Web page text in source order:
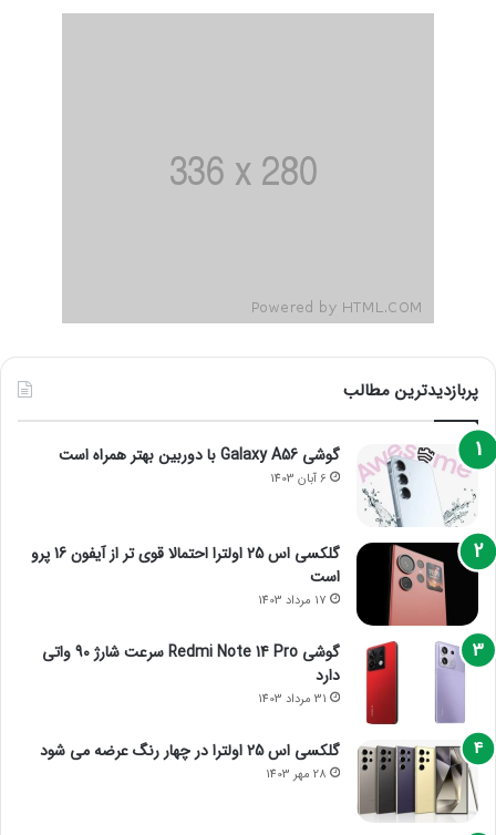
پربازدیدترین مطالب
گوشی Galaxy A56 با دوربین بهتر همراه است
6 آبان 1403
گلکسی اس 25 اولترا احتمالا قوی تر از آیفون 16 پرو
است
17 مرداد 1403
گوشی Redmi Note 14 Pro سرعت شارژ 90 واتی
دارد
31 مرداد 1403
گلکسی اس 25 اولترا در چهار رنگ عرضه می شود
28 مهر 1403